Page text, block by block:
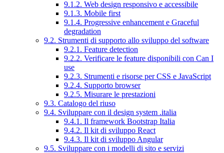
9.1.2. Web design responsivo e accessibile
9.1.3. Mobile first
9.1.4. Progressive enhancement e Graceful
degradation
9.2. Strumenti di supporto allo sviluppo del software
9.2.1. Feature detection
9.2.2. Verificare le feature disponibili con Can I
use
9.2.3. Strumenti e risorse per CSS e JavaScript
9.2.4. Supporto browser
9.2.5. Misurare le prestazioni
9.3. Catalogo del riuso
9.4. Sviluppare con il design system .italia
9.4.1. Il framework Bootstrap Italia
9.4.2. Il kit di sviluppo React
9.4.3. Il kit di sviluppo Angular
9.5. Sviluppare con i modelli di sito e servizi